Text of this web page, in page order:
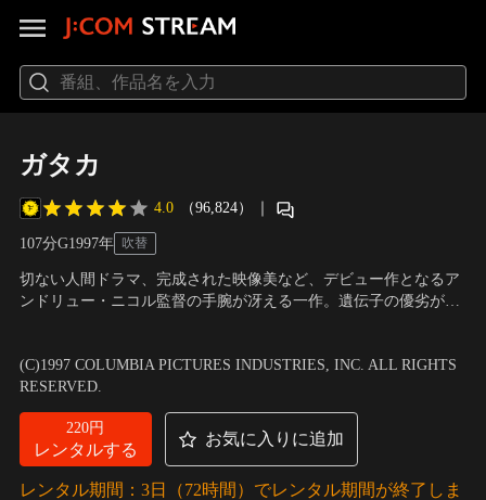
ガタカ
4.0 （96,824） ｜
107分G1997年 吹替
切ない人間ドラマ、完成された映像美など、デビュー作となるア
ンドリュー・ニコル監督の手腕が冴える一作。遺伝子の優劣が全
引をし彼に成り代わって宇宙局ガタカに入るが…。
(C)1997 COLUMBIA PICTURES INDUSTRIES, INC. ALL RIGHTS
RESERVED.
220円
レンタルする
お気に入りに追加
レンタル期間：3日（72時間）でレンタル期間が終了しま